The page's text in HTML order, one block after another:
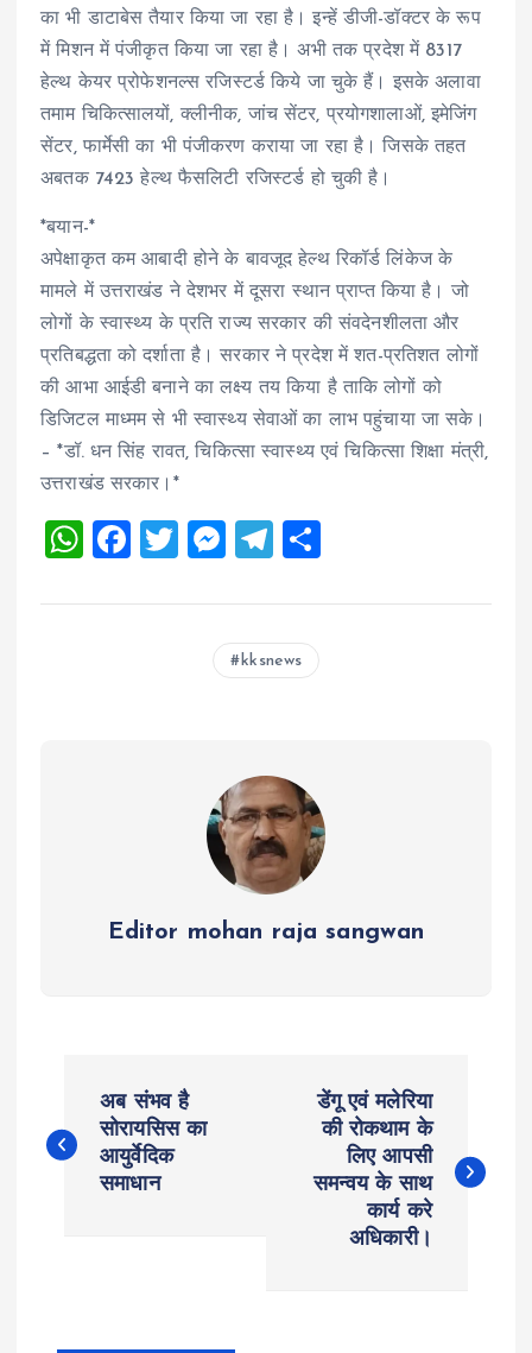
का भी डाटाबेस तैयार किया जा रहा है। इन्हें डीजी-डॉक्टर के रूप
में मिशन में पंजीकृत किया जा रहा है। अभी तक प्रदेश में 8317
हेल्थ केयर प्रोफेशनल्स रजिस्टर्ड किये जा चुके हैं। इसके अलावा
तमाम चिकित्सालयों, क्लीनीक, जांच सेंटर, प्रयोगशालाओं, इमेजिंग
सेंटर, फार्मेसी का भी पंजीकरण कराया जा रहा है। जिसके तहत
अबतक 7423 हेल्थ फैसलिटी रजिस्टर्ड हो चुकी है।
*बयान-*
अपेक्षाकृत कम आबादी होने के बावजूद हेल्थ रिकॉर्ड लिंकेज के
मामले में उत्तराखंड ने देशभर में दूसरा स्थान प्राप्त किया है। जो
लोगों के स्वास्थ्य के प्रति राज्य सरकार की संवदेनशीलता और
प्रतिबद्धता को दर्शाता है। सरकार ने प्रदेश में शत-प्रतिशत लोगों
की आभा आईडी बनाने का लक्ष्य तय किया है ताकि लोगों को
डिजिटल माध्मम से भी स्वास्थ्य सेवाओं का लाभ पहुंचाया जा सके।
– *डॉ. धन सिंह रावत, चिकित्सा स्वास्थ्य एवं चिकित्सा शिक्षा मंत्री,
उत्तराखंड सरकार।*
W
at
F
ce
T
tt
er
M
se
n
g
T
e
g
r
m
a
kksnews
Editor mohan raja sangwan
o
अब संभव है
सोरायसिस का
आयुर्वेदिक
समाधान
डेंगू एवं मलेरिया
की रोकथाम के
लिए आपसी
समन्वय के साथ
कार्य करे
अधिकारी।